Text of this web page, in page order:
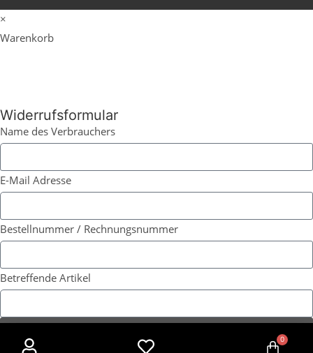
0
×
Warenkorb
Widerrufsformular
Name des Verbrauchers
E-Mail Adresse
Bestellnummer / Rechnungsnummer
Betreffende Artikel